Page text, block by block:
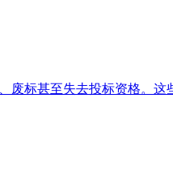
标甚至失去投标资格。这